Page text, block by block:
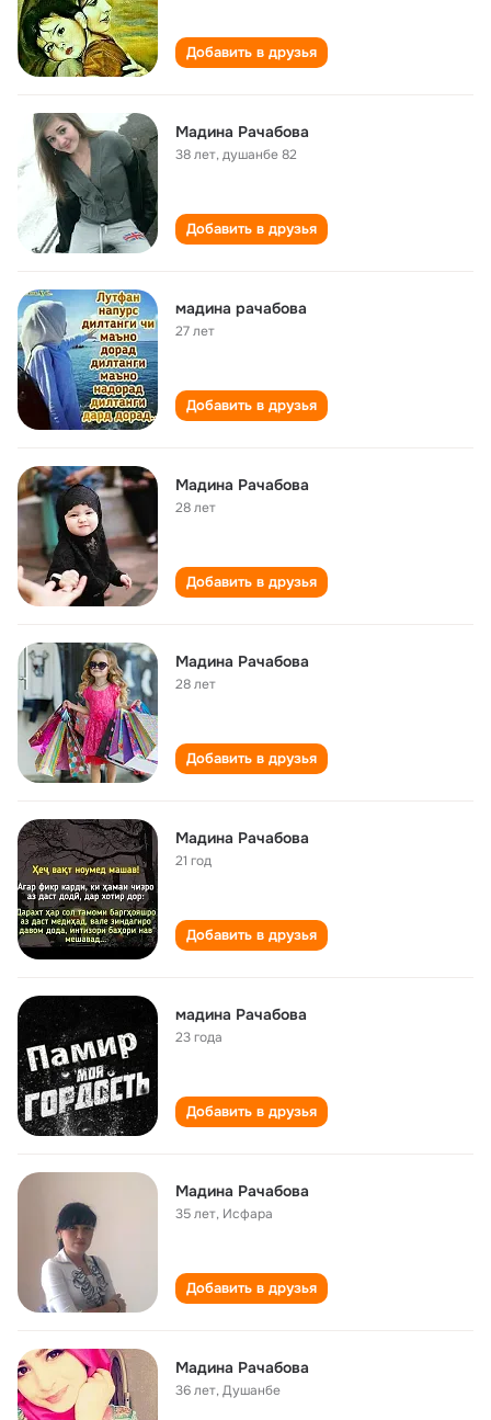
Добавить в друзья
Мадина Рачабова
38 лет,душанбе 82
Добавить в друзья
мадина рачабова
27 лет
Добавить в друзья
Мадина Рачабова
28 лет
Добавить в друзья
Мадина Рачабова
28 лет
Добавить в друзья
Мадина Рачабова
21 год
Добавить в друзья
мадина Рачабова
23 года
Добавить в друзья
Мадина Рачабова
35 лет, Исфара
Добавить в друзья
Мадина Рачабова
36 лет,Душанбе